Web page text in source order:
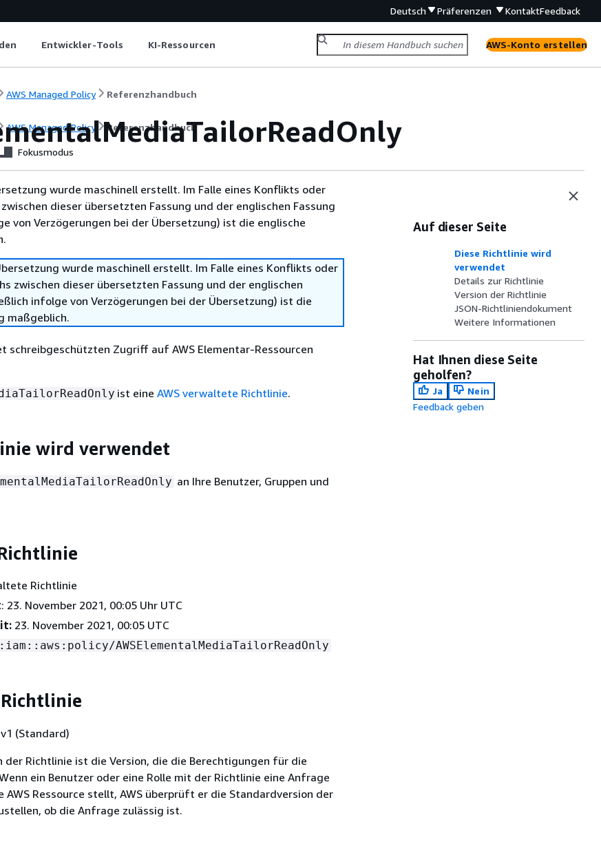
Deutsch Präferenzen KontaktFeedback
Entwickler-Tools KI-Ressourcen AWS-Konto erstellen
AWS Managed Policy Referenzhandbuch
AWS Managed Policy Referenzhandbuch
Fokusmodus
wurde maschinell erstellt. Im Falle eines Konflikts oder
dieser übersetzten Fassung und der englischen Fassung
von Verzögerungen bei der Übersetzung) ist die englische
wurde maschinell erstellt. Im Falle eines Konflikts oder
zwischen dieser übersetzten Fassung und der englischen
infolge von Verzögerungen bei der Übersetzung) ist die
maßgeblich.
schreibgeschützten Zugriff auf AWS Elementar-Ressourcen
ist eine AWS verwaltete Richtlinie.
wird verwendet
an Ihre Benutzer, Gruppen und
Richtlinie
: 23. November 2021, 00:05 Uhr UTC
23. November 2021, 00:05 UTC
AWSElementalMediaTailorReadOnly
v1 (Standard)
der Richtlinie ist die Version, die die Berechtigungen für die
ein Benutzer oder eine Rolle mit der Richtlinie eine Anfrage
Ressource stellt, AWS überprüft er die Standardversion der
ob die Anfrage zulässig ist.
Auf dieser Seite
Diese Richtlinie wird
verwendet
Details zur Richtlinie
Version der Richtlinie
JSON-Richtliniendokument
Weitere Informationen
Hat Ihnen diese Seite
geholfen?
Ja
Nein
Feedback geben